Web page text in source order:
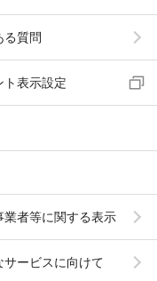
る質問
ト表示設定
業者等に関する表示
サービスに向けて